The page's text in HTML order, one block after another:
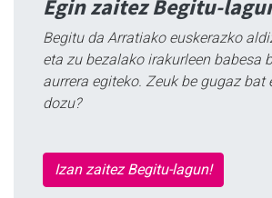
Egin zaitez Begitu-
Begitu da Arratiako euskerazko
eta zu bezalako irakurleen babesa
aurrera egiteko. Zeuk be gugaz bat
dozu?
Izan zaitez Begitu-lagun!